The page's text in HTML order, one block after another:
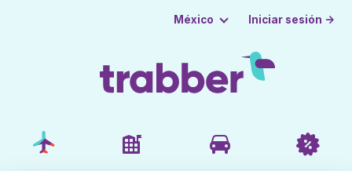
México Iniciar sesión →